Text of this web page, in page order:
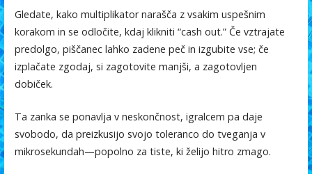
Gledate, kako multiplikator narašča z vsakim uspešnim
korakom in se odločite, kdaj klikniti “cash out.” Če vztrajate
predolgo, piščanec lahko zadene peč in izgubite vse; če
izplačate zgodaj, si zagotovite manjši, a zagotovljen
dobiček.
Ta zanka se ponavlja v neskončnost, igralcem pa daje
svobodo, da preizkusijo svojo toleranco do tveganja v
mikrosekundah—popolno za tiste, ki želijo hitro zmago.